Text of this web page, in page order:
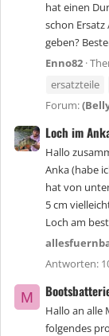
hat einen
schon
geben?
Enno82
ersatzteile
Forum:
Loch im
Hallo
Anka (habe
hat von
5 cm
Loch am
Antworten:
M
Hallo an alle
folgendes